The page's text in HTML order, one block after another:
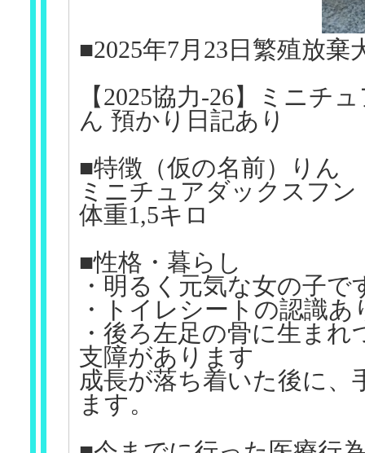
■2025年7月23日繁殖放棄
【2025協力-26】ミニチ
ん 預かり日記あり
■特徴（仮の名前）りん
ミニチュアダックスフ
体重1,5キロ
■性格・暮らし
・明るく元気な女の子で
・トイレシートの認識あ
・後ろ左足の骨に生ま
支障があります
成長が落ち着いた後に、
ます。